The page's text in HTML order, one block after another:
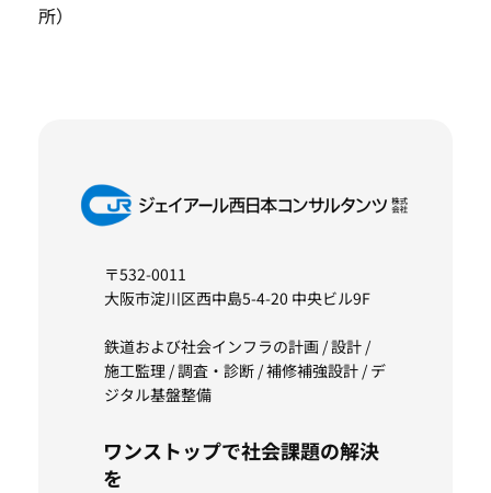
所）
〒532-0011
大阪市淀川区西中島5-4-20 中央ビル9F
鉄道および社会インフラの計画 / 設計 /
施工監理 / 調査・診断 / 補修補強設計 / デ
ジタル基盤整備
ワンストップで社会課題の解決
を